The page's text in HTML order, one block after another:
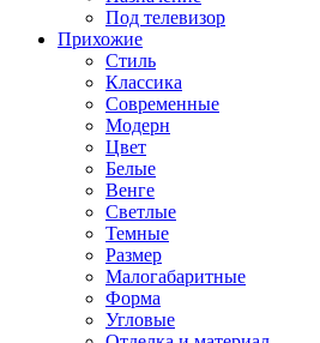
Под телевизор
Прихожие
Стиль
Классика
Современные
Модерн
Цвет
Белые
Венге
Светлые
Темные
Размер
Малогабаритные
Форма
Угловые